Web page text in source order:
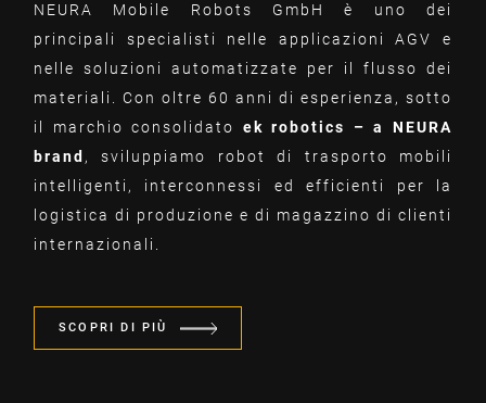
NEURA Mobile Robots GmbH è uno dei
principali specialisti nelle applicazioni AGV e
nelle soluzioni automatizzate per il flusso dei
materiali. Con oltre 60 anni di esperienza, sotto
il marchio consolidato ek robotics – a NEURA
brand , sviluppiamo robot di trasporto mobili
intelligenti, interconnessi ed efficienti per la
logistica di produzione e di magazzino di clienti
internazionali.
SCOPRI DI PIÙ